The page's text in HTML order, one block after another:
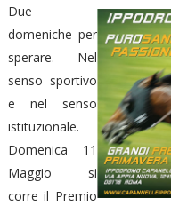
Due
domeniche per
sperare. Nel
senso sportivo
e nel senso
istituzionale.
Domenica 11
Maggio si
corre il Premio